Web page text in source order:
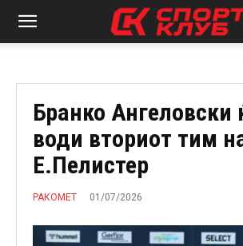
Бранко Ангеловски
води вториот тим
Е.Пелистер
РАКОМЕТ 01/07/2026